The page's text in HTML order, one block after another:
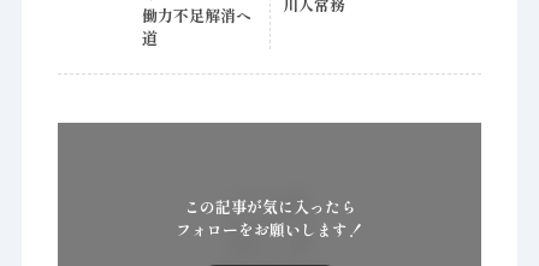
働力不足解消へ
道
この記事が気に入ったら
フォローをお願いします！